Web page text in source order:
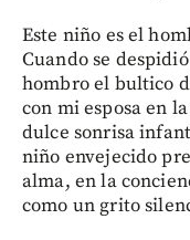
Este niño es el
Cuando se
hombro el bultico
con mi esposa en
dulce sonrisa
niño envejecido
alma, en la
como un grito